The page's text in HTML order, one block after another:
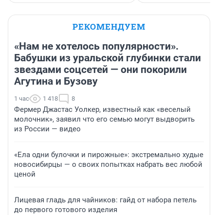
РЕКОМЕНДУЕМ
«Нам не хотелось популярности».
Бабушки из уральской глубинки стали
звездами соцсетей — они покорили
Агутина и Бузову
1 час 1 418 8
Фермер Джастас Уолкер, известный как «веселый
молочник», заявил что его семью могут выдворить
из России — видео
«Ела одни булочки и пирожные»: экстремально худые
новосибирцы — о своих попытках набрать вес любой
ценой
Лицевая гладь для чайников: гайд от набора петель
до первого готового изделия